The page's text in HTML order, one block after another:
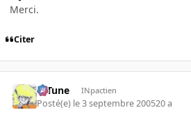
Merci.
Citer
D-Tune INpactien
Posté(e) le 3 septembre 200520 a